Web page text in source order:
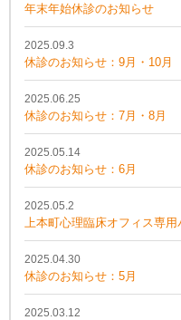
年末年始休診のお知らせ
2025.09.3
休診のお知らせ：9月・10月
2025.06.25
休診のお知らせ：7月・8月
2025.05.14
休診のお知らせ：6月
2025.05.2
上本町心理臨床オフィス専
2025.04.30
休診のお知らせ：5月
2025.03.12